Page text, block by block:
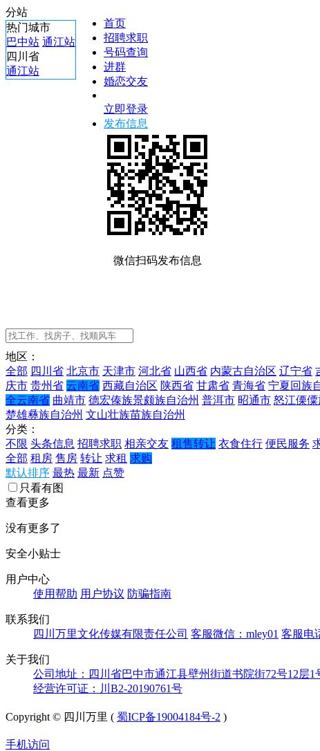
分站
热门城市
巴中站 通江站
四川省
通江站
首页
招聘求职
号码查询
进群
婚恋交友
立即登录
发布信息
微信扫码发布信息
地区：
全部 四川省 北京市 天津市 河北省 山西省 内蒙古自治区 辽宁省
庆市 贵州省 云南省 西藏自治区 陕西省 甘肃省 青海省 宁夏回族
全云南省 曲靖市 德宏傣族景颇族自治州 普洱市 昭通市 怒江傈僳
楚雄彝族自治州 文山壮族苗族自治州
分类：
不限 头条信息 招聘求职 相亲交友 租售转让 衣食住行 便民服务
全部 租房 售房 转让 求租 求购
默认排序 最热 最新 点赞
只看有图
查看更多
没有更多了
安全小贴士
用户中心
使用帮助 用户协议 防骗指南
联系我们
四川万里文化传媒有限责任公司 客服微信：mley01 客服电
关于我们
公司地址：四川省巴中市通江县壁州街道书院街72号12层1
经营许可证：川B2-20190761号
Copyright © 四川万里 ( 蜀ICP备19004184号-2 )
手机访问